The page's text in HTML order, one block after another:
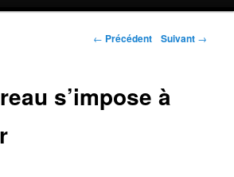
Navigation des articles
← Précédent Suivant →
s’impose à